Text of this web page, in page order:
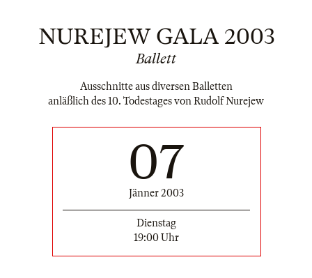
NUREJEW GALA 2003
Ballett
Ausschnitte aus diversen Balletten
anläßlich des 10. Todestages von Rudolf Nurejew
07
Jänner 2003
Dienstag
19:00 Uhr